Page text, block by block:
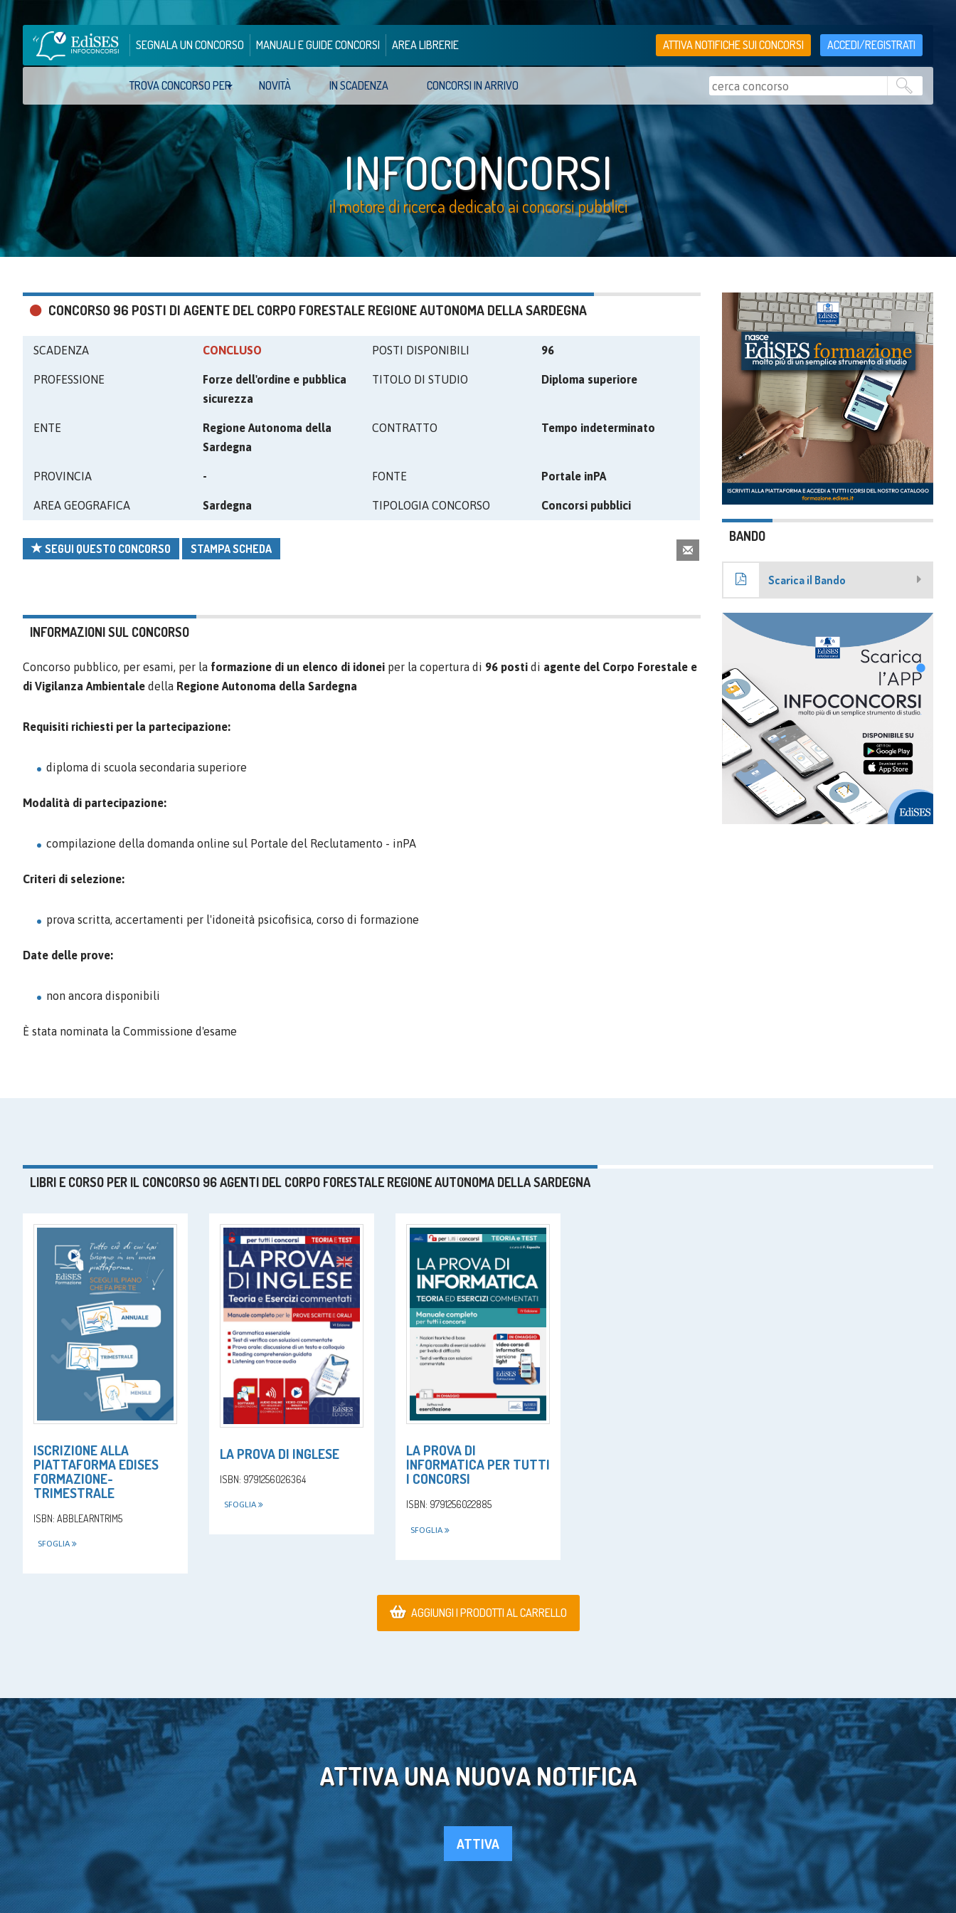
SEGNALA UN CONCORSO MANUALI E GUIDE CONCORSI AREA LIBRERIE ATTIVA NOTIFICHE SUI CONCORSI ACCEDI/REGISTRATI
TROVA CONCORSO PER NOVITÀ IN SCADENZA CONCORSI IN ARRIVO
INFOCONCORSI
il motore di ricerca dedicato ai concorsi pubblici
CONCORSO 96 POSTI DI AGENTE DEL CORPO FORESTALE REGIONE AUTONOMA DELLA SARDEGNA
SCADENZA CONCLUSO POSTI DISPONIBILI 96
PROFESSIONE
Forze dell'ordine e pubblica
sicurezza
TITOLO DI STUDIO Diploma superiore
ENTE
Regione Autonoma della
Sardegna
CONTRATTO Tempo indeterminato
PROVINCIA - FONTE Portale inPA
AREA GEOGRAFICA Sardegna TIPOLOGIA CONCORSO Concorsi pubblici
SEGUI QUESTO CONCORSO STAMPA SCHEDA
INFORMAZIONI SUL CONCORSO
Concorso pubblico, per esami, per la formazione di un elenco di idonei per la copertura di 96 posti di agente del Corpo Forestale e
di Vigilanza Ambientale della Regione Autonoma della Sardegna
Requisiti richiesti per la partecipazione:
diploma di scuola secondaria superiore
Modalità di partecipazione:
compilazione della domanda online sul Portale del Reclutamento - inPA
Criteri di selezione:
prova scritta, accertamenti per l'idoneità psicofisica, corso di formazione
Date delle prove:
non ancora disponibili
È stata nominata la Commissione d'esame
BANDO
Scarica il Bando
LIBRI E CORSO PER IL CONCORSO 96 AGENTI DEL CORPO FORESTALE REGIONE AUTONOMA DELLA SARDEGNA
ISCRIZIONE ALLA
PIATTAFORMA EDISES
FORMAZIONE-
TRIMESTRALE
ISBN: ABBLEARNTRIM5
SFOGLIA
LA PROVA DI INGLESE
ISBN: 9791256026364
SFOGLIA
LA PROVA DI
INFORMATICA PER TUTTI
I CONCORSI
ISBN: 9791256022885
SFOGLIA
AGGIUNGI I PRODOTTI AL CARRELLO
ATTIVA UNA NUOVA NOTIFICA
ATTIVA